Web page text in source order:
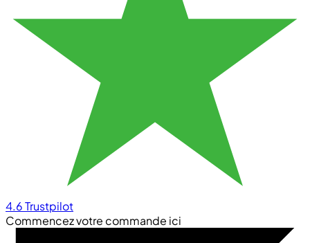
4.6Trustpilot
Commencez votre commande ici